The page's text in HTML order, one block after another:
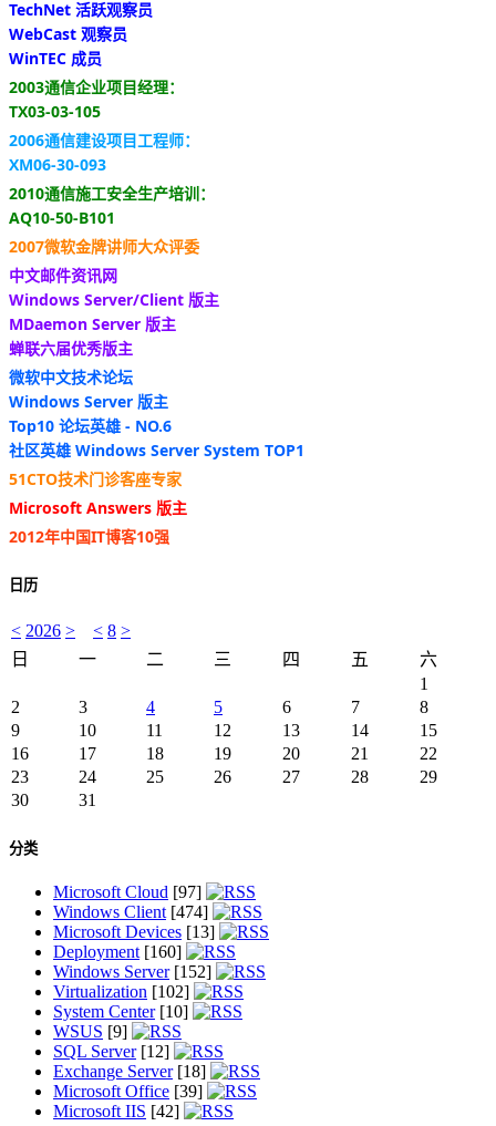
TechNet 活跃观察员
WebCast 观察员
WinTEC 成员
2003通信企业项目经理：
TX03-03-105
2006通信建设项目工程师：
XM06-30-093
2010通信施工安全生产培训：
AQ10-50-B101
2007微软金牌讲师大众评委
中文邮件资讯网
Windows Server/Client 版主
MDaemon Server 版主
蝉联六届优秀版主
微软中文技术论坛
Windows Server 版主
Top10 论坛英雄 - NO.6
社区英雄 Windows Server System TOP1
51CTO技术门诊客座专家
Microsoft Answers 版主
2012年中国IT博客10强
日历
< 2026 > < 8 >
日
一 二 三 四 五
六
1
2
3 4 5 6 7
8
9
10 11 12 13 14
15
16
17 18 19 20 21
22
23
24 25 26 27 28
29
30
31
分类
Microsoft Cloud [97]
Windows Client[474]
Microsoft Devices [13]
Deployment[160]
Windows Server[152]
Virtualization [102]
System Center[10]
WSUS [9]
SQL Server[12]
Exchange Server[18]
Microsoft Office [39]
Microsoft IIS [42]